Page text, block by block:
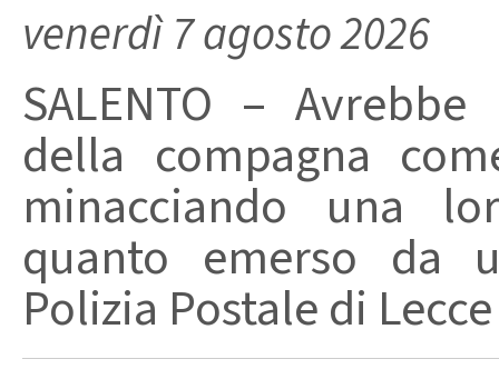
venerdì 7 agosto 2026
SALENTO –
della compagna
minacciando una
quanto emerso da
Polizia Postale di